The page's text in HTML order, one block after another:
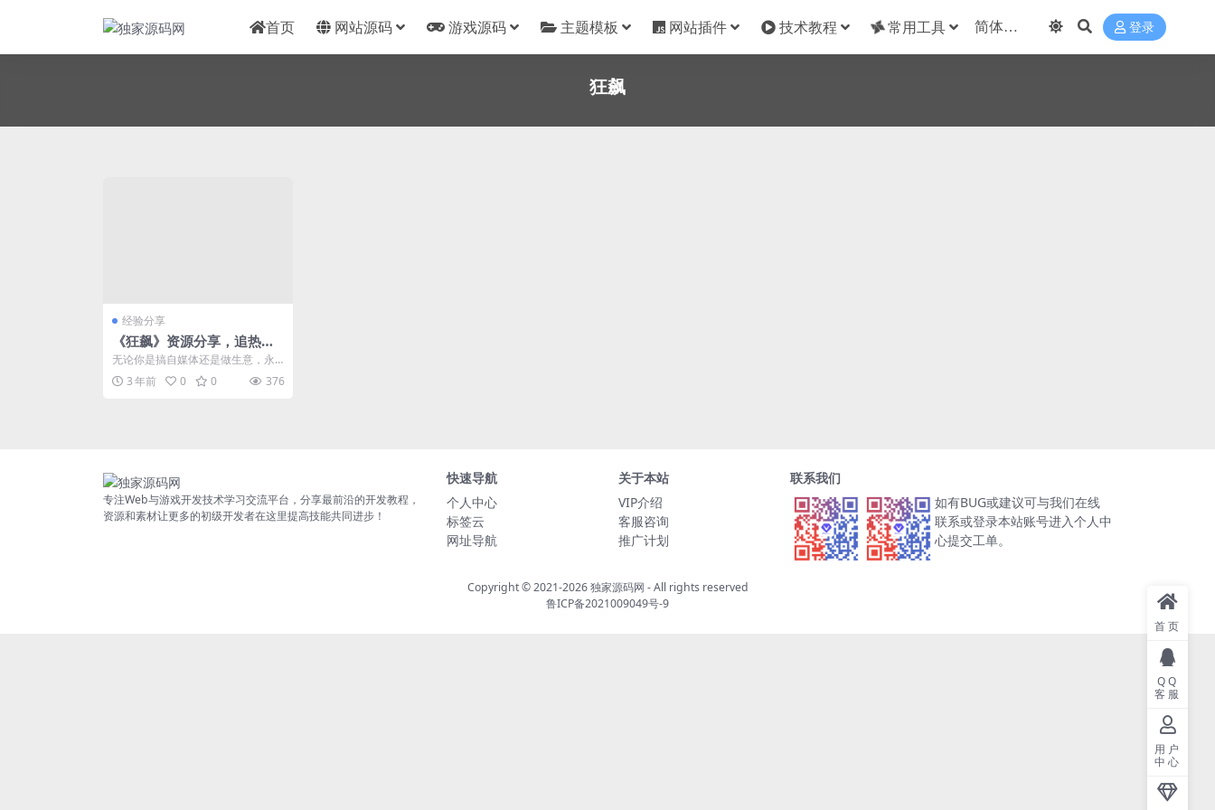
首页 网站源码 游戏源码 主题模板 网站插件 技术教程 常用工具 登录
狂飙
经验分享
《狂飙》资源分享，追热点
零门槛变现
无论你是搞自媒体还是做生意，永
远有这么一句靠谱的话：热点就是
流量，流量就是钱。 ...
3 年前 0 0 376
专注Web与游戏开发技术学习交流平台，分享最前沿的开发教程，
资源和素材让更多的初级开发者在这里提高技能共同进步！
快速导航
个人中心
标签云
网址导航
关于本站
VIP介绍
客服咨询
推广计划
联系我们
如有BUG或建议可与我们在线
联系或登录本站账号进入个人中
心提交工单。
Copyright © 2021-2026独家源码网 - All rights reserved
鲁ICP备2021009049号-9
首页
QQ
客服
用户
中心